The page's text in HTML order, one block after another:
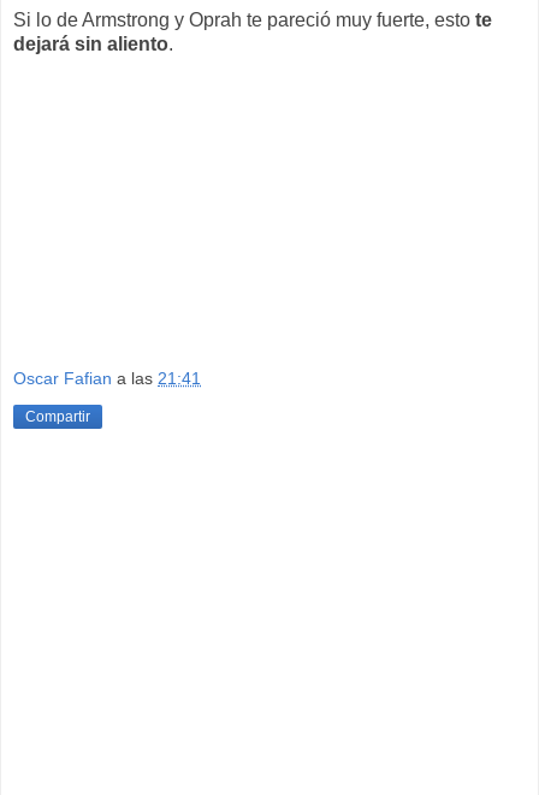
Si lo de Armstrong y Oprah te pareció muy fuerte, esto te
dejará sin aliento.
Oscar Fafian a las 21:41
Compartir